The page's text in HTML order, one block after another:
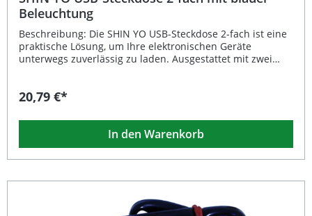
Beleuchtung
Beschreibung: Die SHIN YO USB-Steckdose 2-fach ist eine
praktische Lösung, um Ihre elektronischen Geräte
unterwegs zuverlässig zu laden. Ausgestattet mit zwei
Fahrzeug. Die Installation sollte ausschließlich an
Batterie zu vermeiden. Eine Absicherung mit 2A ist
zwingend erforderlich, um die Betriebssicherheit zu
gewährleisten. Mit einer Ladespannung von 5 V und
einem maximalen Ladestrom von 2000 mA eignet sich die
Navigationsgeräten und anderen USB-betriebenen
20,79 €*
In den Warenkorb